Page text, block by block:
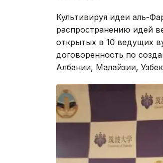
Культивируя идеи аль-
распространению идей
открытых в 10 ведущих
договоренность по
Албании, Малайзии,